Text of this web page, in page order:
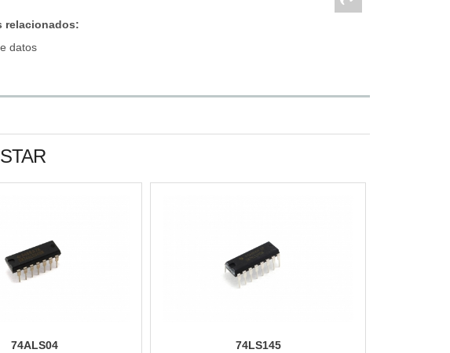
relacionados:
datos
74ALS04 74LS145